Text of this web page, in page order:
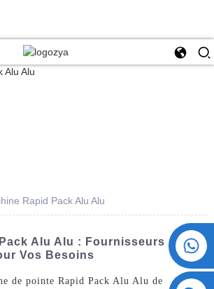
+86 15730993174
Rapid Pack Alu Alu
Alu Alu : Fournisseurs
Vos Besoins
de pointe Rapid Pack Alu Alu de